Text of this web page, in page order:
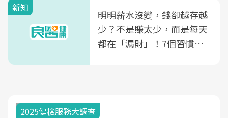
新知
明明薪水沒變，錢卻越存越
少？不是賺太少，而是每天
都在「漏財」！7個習慣一
2025健檢服務大調查